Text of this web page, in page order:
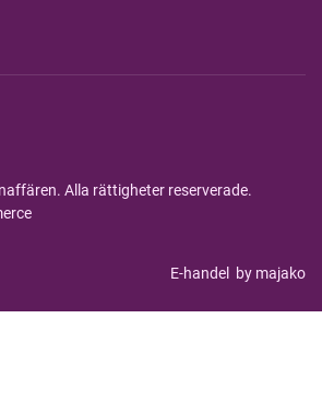
Alla rättigheter reserverade.
E-handel by majako